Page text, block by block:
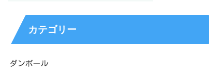
カテゴリー
ダンボール